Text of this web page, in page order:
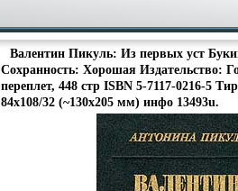
Валентин Пикуль: Из первых уст
Сохранность: Хорошая Издательство:
переплет, 448 стр ISBN 5-7117-0216-5
84x108/32 (~130х205 мм) инфо 13493u.